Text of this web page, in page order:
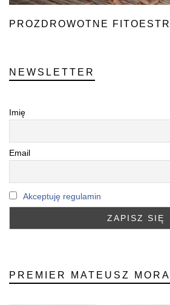
PROZDROWOTNE
NEWSLETTER
Imię
Email
Akceptuję regulamin
PREMIER MATEUSZ